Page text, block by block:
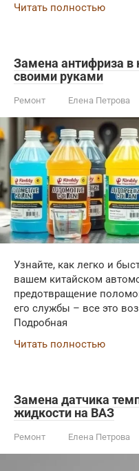
Читать полностью
Замена антифриза в
своими руками
Ремонт Елена Петрова
Узнайте, как легко и
вашем китайском
предотвращение
его службы – все это
Подробная
Читать полностью
Замена датчика
жидкости на ВАЗ
Ремонт Елена Петрова